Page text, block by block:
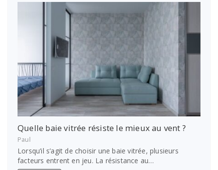
Quelle baie vitrée résiste le mieux au vent ?
Paul
Lorsqu’il s’agit de choisir une baie vitrée, plusieurs
facteurs entrent en jeu. La résistance au…